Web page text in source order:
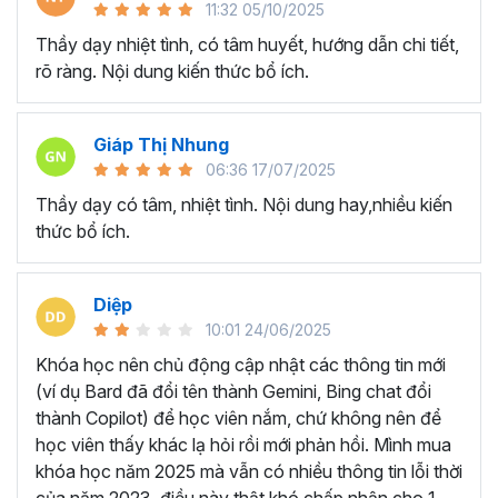
cách chuyên nghiệp và sinh động, đặc biệt là quá trình ôn
tập bài cho học viên.
► Giúp nhà sáng tạo có thể tạo ra những video triệu view
và video xu hướng.
► Giúp bất kỳ ai đang muốn sáng tạo video bằng trí tuệ
nhân tạo nhưng không có nhiều thời gian và chưa biết bắt
đầu từ đâu.
Khoá học đầy tâm huyết này sẽ giúp bạn khám phá sức
Tại sao bạn nên chọn khóa
học tạo video AI tại Gitiho?
Gitiho tự hào khi là một trong những công ty giáo dục đầu
tiên tại Việt Nam kết hợp với chuyên giaLương Minh
Thanhcho ra đời khóa học làm video bằng AI online trực
11:32 05/10/2025
Thầy dạy nhiệt tình, có tâm huyết, hướng dẫn chi tiết,
rõ ràng. Nội dung kiến thức bổ ích.
Giáp Thị Nhung
06:36 17/07/2025
Thầy dạy có tâm, nhiệt tình. Nội dung hay,nhiều kiến
thức bổ ích.
Diệp
10:01 24/06/2025
Khóa học nên chủ động cập nhật các thông tin mới
(ví dụ Bard đã đổi tên thành Gemini, Bing chat đổi
thành Copilot) để học viên nắm, chứ không nên để
học viên thấy khác lạ hỏi rồi mới phản hồi. Mình mua
khóa học năm 2025 mà vẫn có nhiều thông tin lỗi thời